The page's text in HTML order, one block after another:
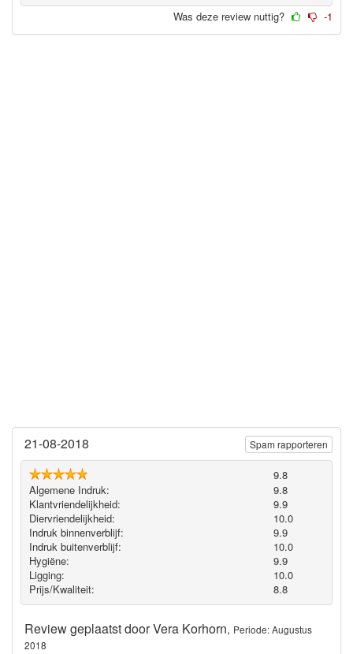
Was deze review nuttig? -1
21-08-2018
9.8
Algemene Indruk:
9.8
Klantvriendelijkheid:
9.9
Diervriendelijkheid:
10.0
Indruk binnenverblijf:
9.9
Indruk buitenverblijf:
10.0
Hygiëne‎:
9.9
Ligging:
10.0
Prijs/Kwaliteit:
8.8
Review geplaatst doorVera Korhorn, Periode: Augustus
2018
Spam rapporteren